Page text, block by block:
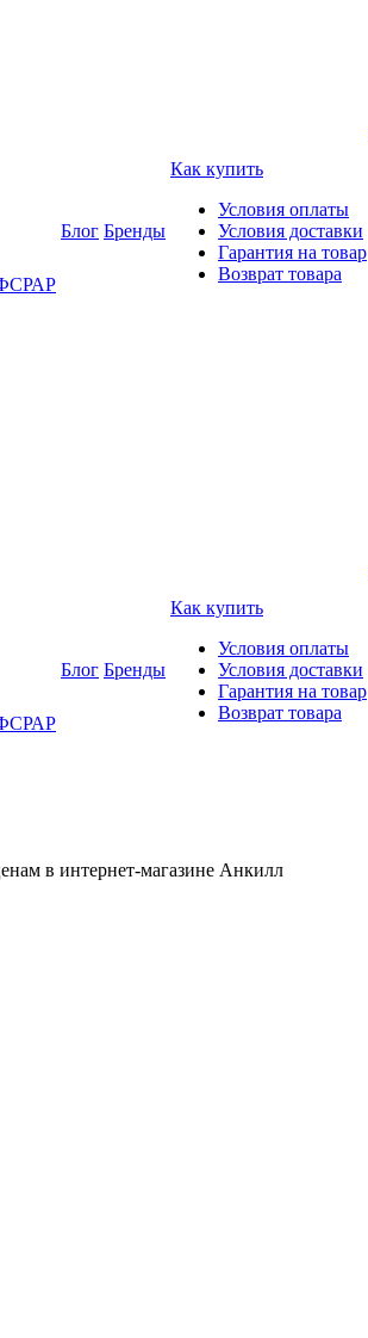
ФСРАР
Блог Бренды
Как купить
Условия оплаты
Условия доставки
Гарантия на товар
Возврат товара
ФСРАР
Блог Бренды
Как купить
Условия оплаты
Условия доставки
Гарантия на товар
Возврат товара
в интернет-магазине Анкилл